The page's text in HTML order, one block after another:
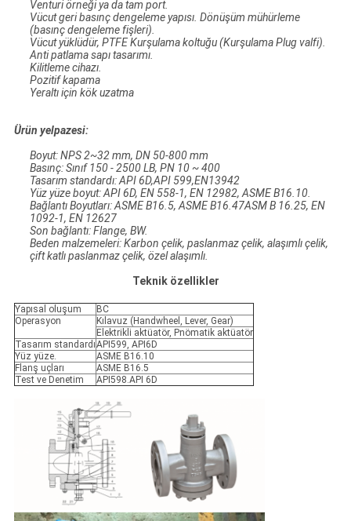
Venturi örneği ya da tam port.
Vücut geri basınç dengeleme yapısı. Dönüşüm mühürleme
(basınç dengeleme fişleri).
Vücut yüklüdür, PTFE Kurşulama koltuğu (Kurşulama Plug valfi).
Anti patlama sapı tasarımı.
Kilitleme cihazı.
Pozitif kapama
Yeraltı için kök uzatma
Ürün yelpazesi:
Boyut: NPS 2~32 mm, DN 50-800 mm
Basınç: Sınıf 150 - 2500 LB, PN 10 ~ 400
Tasarım standardı: API 6D,API 599,EN13942
Yüz yüze boyut: API 6D, EN 558-1, EN 12982, ASME B16.10.
Bağlantı Boyutları: ASME B16.5, ASME B16.47ASM B 16.25, EN
1092-1, EN 12627
Son bağlantı: Flange, BW.
Beden malzemeleri: Karbon çelik, paslanmaz çelik, alaşımlı çelik,
çift katlı paslanmaz çelik, özel alaşımlı.
Teknik özellikler
Yapısal oluşum
BC
Operasyon
Kılavuz (Handwheel, Lever, Gear)
Elektrikli aktüatör, Pnömatik aktüatör
Tasarım standardıAPI599, API6D
Yüz yüze.
ASME B16.10
Flanş uçları
ASME B16.5
Test ve Denetim
API598.API 6D